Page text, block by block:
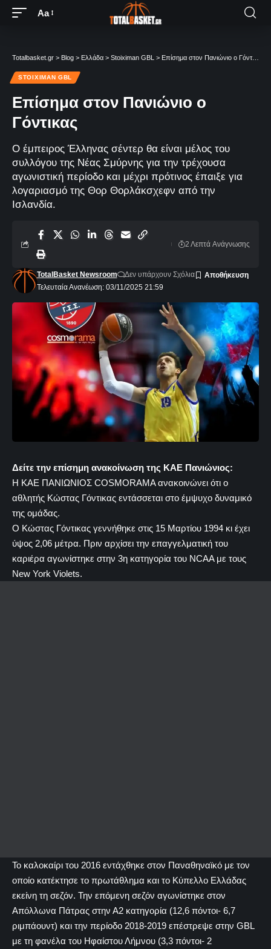
Aa
Totalbasket.gr > Blog > Ελλάδα > Stoiximan GBL > Επίσημα στον Πανιώνιο ο Γόντικας
STOIXIMAN GBL
Επίσημα στον Πανιώνιο ο
Γόντικας
Ο έμπειρος Έλληνας σέντερ θα είναι μέλος του
συλλόγου της Νέας Σμύρνης για την τρέχουσα
αγωνιστική περίοδο και μέχρι πρότινος έπαιξε για
λογαριασμό της Θορ Θορλάκσχεφν από την
Ισλανδία.
Τελευταία Ανανέωση: 03/11/2025 21:59
TotalBasket Newsroom Δεν υπάρχουν Σχόλια
2 Λεπτά Aνάγνωσης
Δείτε την επίσημη ανακοίνωση της ΚΑΕ Πανιώνιος:
Η ΚΑΕ ΠΑΝΙΩΝΙΟΣ COSMORAMA ανακοινώνει ότι ο
αθλητής Κώστας Γόντικας εντάσσεται στο έμψυχο δυναμικό
της ομάδας.
Ο Κώστας Γόντικας γεννήθηκε στις 15 Μαρτίου 1994 κι έχει
ύψος 2,06 μέτρα. Πριν αρχίσει την επαγγελματική του
καριέρα αγωνίστηκε στην 3η κατηγορία του NCAA με τους
New York Violets.
Το καλοκαίρι του 2016 εντάχθηκε στον Παναθηναϊκό με τον
οποίο κατέκτησε το πρωτάθλημα και το Κύπελλο Ελλάδας
εκείνη τη σεζόν. Την επόμενη σεζόν αγωνίστηκε στον
Απόλλωνα Πάτρας στην Α2 κατηγορία (12,6 πόντοι- 6,7
ριμπάουντ) και την περίοδο 2018-2019 επέστρεψε στην GBL
με τη φανέλα του Ηφαίστου Λήμνου (3,3 πόντοι- 2